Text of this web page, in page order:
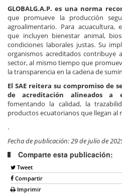
GLOBALG.A.P. es una norma
que promueve la producción
agroalimentario. Para acuacultura,
que incluyen bienestar animal,
condiciones laborales justas. Su
organismos acreditados contribuye
sector, al mismo tiempo que
la transparencia en la cadena de
El SAE reitera su compromiso de
de acreditación alineados a
fomentando la calidad, la
productos ecuatorianos que llegan al
.
Fecha de publicación: 29 de julio de
Comparte esta publicación:
Tweet
Compartir
Imprimir